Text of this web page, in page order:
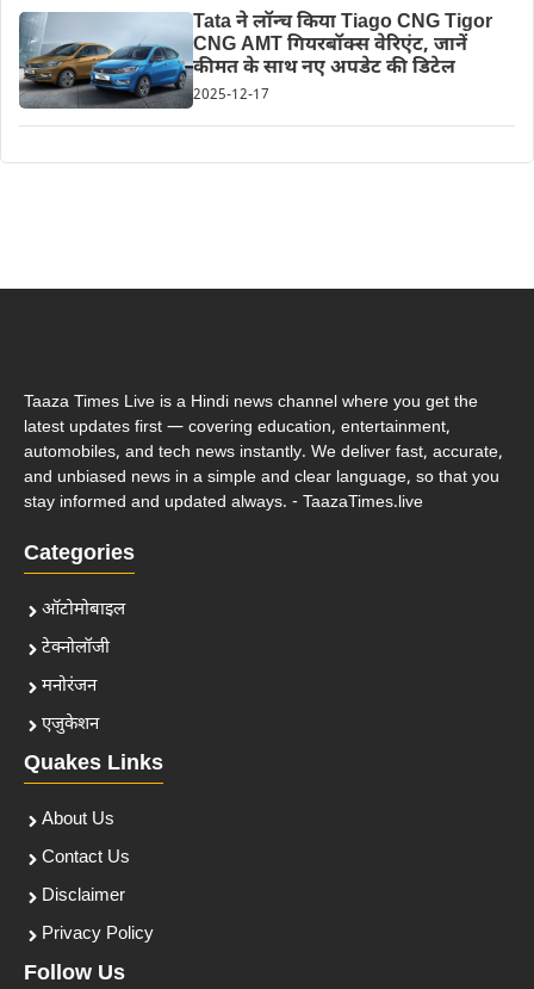
Tata ने लॉन्च किया Tiago CNG Tigor
CNG AMT गियरबॉक्स वेरिएंट, जानें
कीमत के साथ नए अपडेट की डिटेल
2025-12-17
Taaza Times Live is a Hindi news channel where you get the
latest updates first — covering education, entertainment,
automobiles, and tech news instantly. We deliver fast, accurate,
and unbiased news in a simple and clear language, so that you
stay informed and updated always. - TaazaTimes.live
Categories
ऑटोमोबाइल
टेक्नोलॉजी
मनोरंजन
एजुकेशन
Quakes Links
About Us
Contact Us
Disclaimer
Privacy Policy
Follow Us